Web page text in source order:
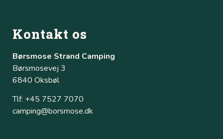
Kontakt os
Børsmose Strand Camping
Børsmosevej 3
6840 Oksbøl
Tlf: +45 7527 7070
camping@borsmose.dk